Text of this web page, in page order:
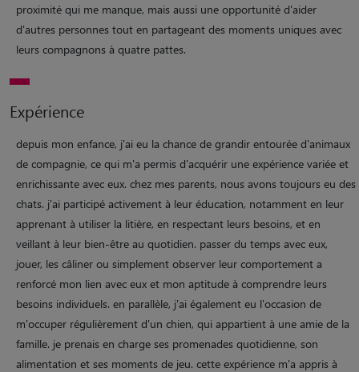
proximité qui me manque, mais aussi une opportunité d'aider
d'autres personnes tout en partageant des moments uniques avec
leurs compagnons à quatre pattes.
Expérience
depuis mon enfance, j'ai eu la chance de grandir entourée d'animaux
de compagnie, ce qui m'a permis d'acquérir une expérience variée et
enrichissante avec eux. chez mes parents, nous avons toujours eu des
chats. j'ai participé activement à leur éducation, notamment en leur
apprenant à utiliser la litière, en respectant leurs besoins, et en
veillant à leur bien-être au quotidien. passer du temps avec eux,
jouer, les câliner ou simplement observer leur comportement a
renforcé mon lien avec eux et mon aptitude à comprendre leurs
besoins individuels. en parallèle, j'ai également eu l'occasion de
m'occuper régulièrement d'un chien, qui appartient à une amie de la
famille. je prenais en charge ses promenades quotidienne, son
alimentation et ses moments de jeu. cette expérience m'a appris à